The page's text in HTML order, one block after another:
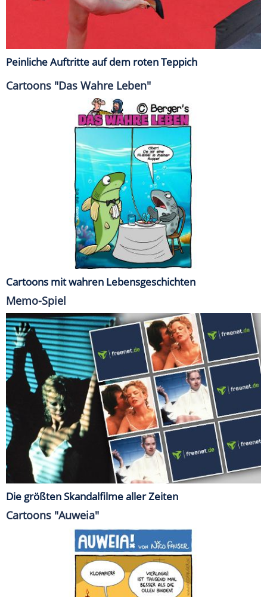
Peinliche Auftritte auf dem roten Teppich
Cartoons "Das Wahre Leben"
Cartoons mit wahren Lebensgeschichten
Memo-Spiel
Die größten Skandalfilme aller Zeiten
Cartoons "Auweia"